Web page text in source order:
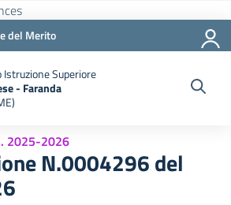
del Merito
Superiore
- Faranda
2025-2026
N.0004296 del